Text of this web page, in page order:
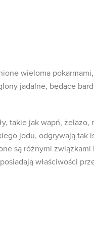
wieloma
jadalne, będące
takie jak wapń, żelazo,
jodu, odgrywają tak
są różnymi
właściwości